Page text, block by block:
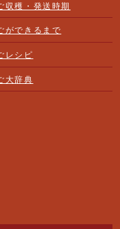
収穫・発送時期
ができるまで
レシピ
大辞典